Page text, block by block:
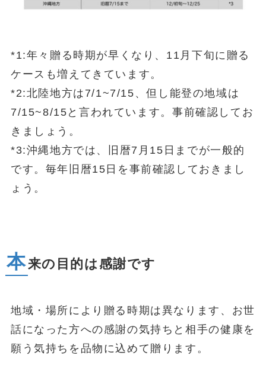
*1:年々贈る時期が早くなり、11月下旬に贈る
ケースも増えてきています。
*2:北陸地方は7/1~7/15、但し能登の地域は
7/15~8/15と言われています。事前確認してお
きましょう。
*3:沖縄地方では、旧暦7月15日までが一般的
です。毎年旧暦15日を事前確認しておきまし
ょう。
本来の目的は感謝です
地域・場所により贈る時期は異なります、お世
話になった方への感謝の気持ちと相手の健康を
願う気持ちを品物に込めて贈ります。